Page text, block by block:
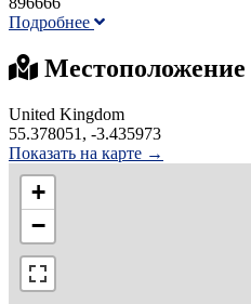
Подробнее
Местоположение
United Kingdom
55.378051, -3.435973
Показать на карте →
+
−